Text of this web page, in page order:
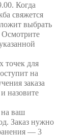
Когда
свяжется
выбрать
Осмотрите
точек для
на
заказа
назовите
на ваш
Заказ нужно
— 3